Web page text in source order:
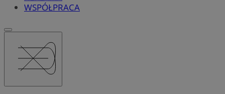
WSPÓŁPRACA